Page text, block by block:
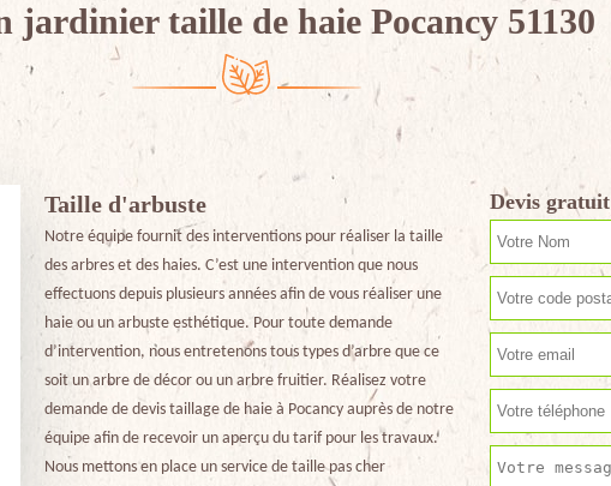
jardinier taille de haie Pocancy 51130
Taille d'arbuste
Notre équipe fournit des interventions pour réaliser la taille
des arbres et des haies. C’est une intervention que nous
effectuons depuis plusieurs années afin de vous réaliser une
haie ou un arbuste esthétique. Pour toute demande
d’intervention, nous entretenons tous types d’arbre que ce
soit un arbre de décor ou un arbre fruitier. Réalisez votre
demande de devis taillage de haie à Pocancy auprès de notre
équipe afin de recevoir un aperçu du tarif pour les travaux.
Nous mettons en place un service de taille pas cher
Devis gratuit